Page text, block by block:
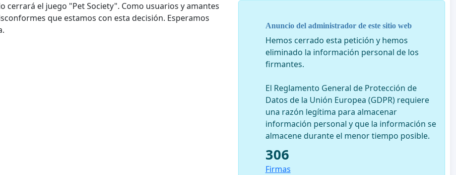
cerrará el juego "Pet Society". Como usuarios y amantes
que estamos con esta decisión. Esperamos
Anuncio del administrador de este sitio web
Hemos cerrado esta petición y hemos
eliminado la información personal de los
firmantes.
El Reglamento General de Protección de
Datos de la Unión Europea (GDPR) requiere
una razón legítima para almacenar
información personal y que la información se
almacene durante el menor tiempo posible.
306
Firmas